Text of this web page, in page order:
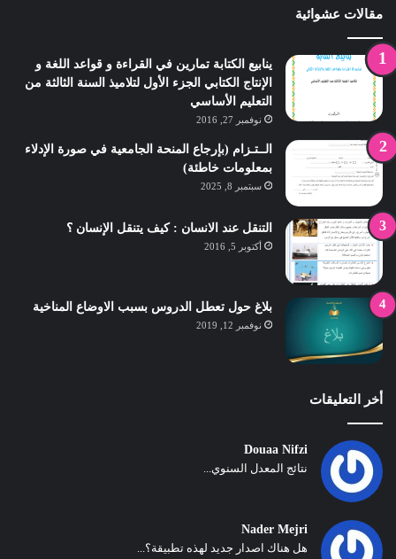
مقالات عشوائية
ينابيع الكتابة تمارين في القراءة و قواعد اللغة و
الإنتاج الكتابي الجزء الأول لتلاميذ السنة الثالثة من
التعليم الأساسي
نوفمبر 27, 2016
الــتـزام (بإرجاع المنحة الجامعية في صورة الإدلاء
بمعلومات خاطئة)
سبتمبر 8, 2025
التنقل عند الانسان : كيف يتنقل الإنسان ؟
أكتوبر 5, 2016
بلاغ حول تعطل الدروس بسبب الاوضاع المناخية
نوفمبر 12, 2019
أخر التعليقات
Douaa Nifzi
نتائج المعدل السنوي...
Nader Mejri
هل هناك اصدار جديد لهذه تطبيقة؟...